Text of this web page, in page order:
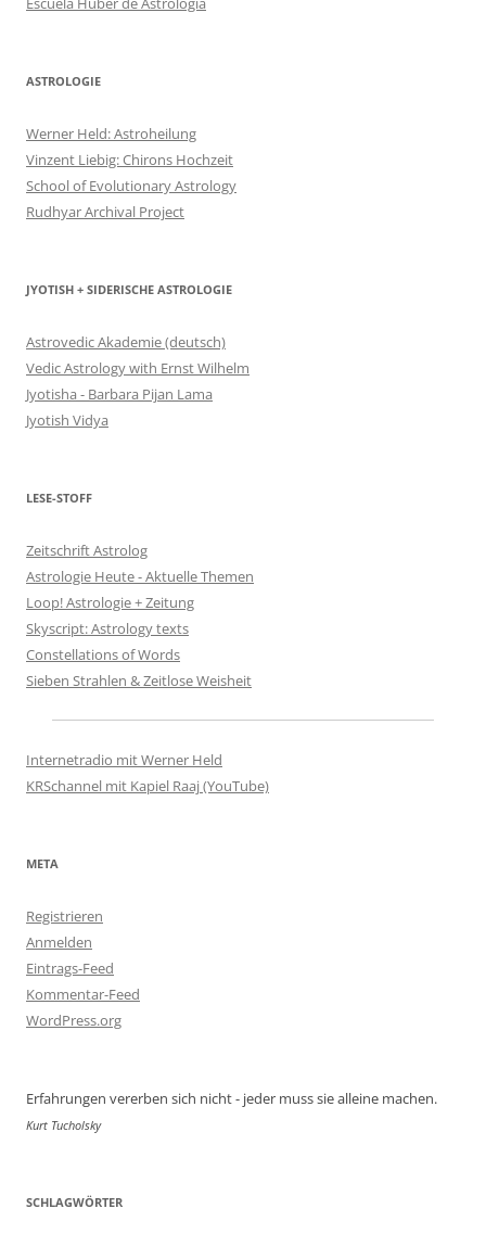
ASTROLOGIE
Werner Held: Astroheilung
Vinzent Liebig: Chirons Hochzeit
School of Evolutionary Astrology
Rudhyar Archival Project
JYOTISH + SIDERISCHE ASTROLOGIE
Astrovedic Akademie (deutsch)
Vedic Astrology with Ernst Wilhelm
Jyotisha - Barbara Pijan Lama
Jyotish Vidya
LESE-STOFF
Zeitschrift Astrolog
Astrologie Heute - Aktuelle Themen
Loop! Astrologie + Zeitung
Skyscript: Astrology texts
Constellations of Words
Sieben Strahlen & Zeitlose Weisheit
Internetradio mit Werner Held
KRSchannel mit Kapiel Raaj (YouTube)
META
Registrieren
Anmelden
Eintrags-Feed
Kommentar-Feed
WordPress.org
Erfahrungen vererben sich nicht - jeder muss sie alleine machen.
Kurt Tucholsky
SCHLAGWÖRTER